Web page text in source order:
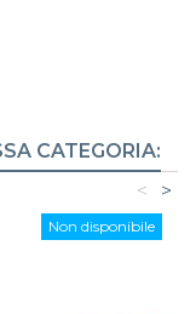
CATEGORIA:
>
<
Non disponibile